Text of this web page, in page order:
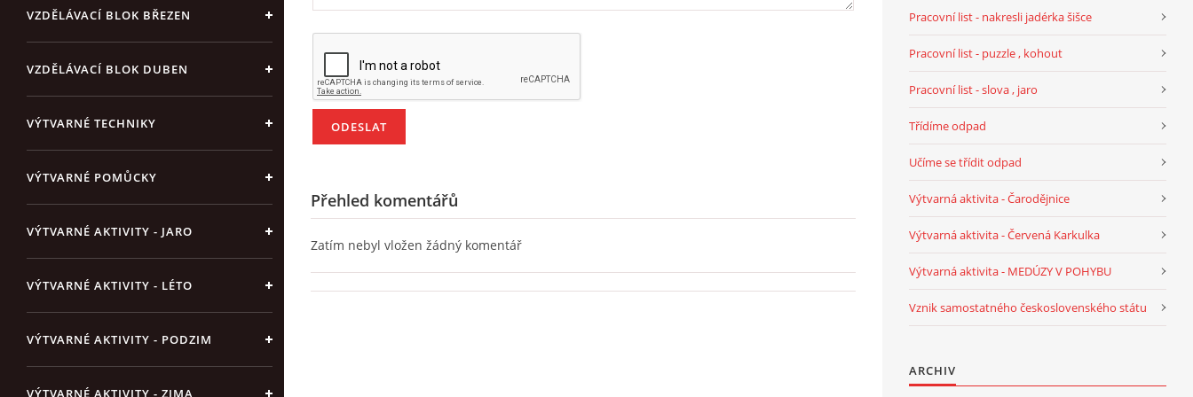
VZDĚLÁVACÍ BLOK BŘEZEN
VZDĚLÁVACÍ BLOK DUBEN
VÝTVARNÉ TECHNIKY
VÝTVARNÉ POMŮCKY
VÝTVARNÉ AKTIVITY - JARO
VÝTVARNÉ AKTIVITY - LÉTO
VÝTVARNÉ AKTIVITY - PODZIM
VÝTVARNÉ AKTIVITY - ZIMA
Přehled komentářů
Zatím nebyl vložen žádný komentář
Pracovní list - nakresli jadérka šišce
Pracovní list - puzzle , kohout
Pracovní list - slova , jaro
Třídíme odpad
Učíme se třídit odpad
Výtvarná aktivita - Čarodějnice
Výtvarná aktivita - Červená Karkulka
Výtvarná aktivita - MEDÚZY V POHYBU
Vznik samostatného československého státu
ARCHIV